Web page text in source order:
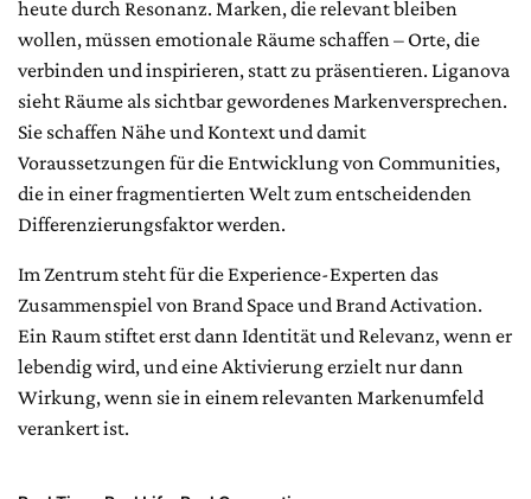
heute durch Resonanz. Marken, die relevant bleiben
wollen, müssen emotionale Räume schaffen – Orte, die
verbinden und inspirieren, statt zu präsentieren. Liganova
sieht Räume als sichtbar gewordenes Markenversprechen.
Sie schaffen Nähe und Kontext und damit
Voraussetzungen für die Entwicklung von Communities,
die in einer fragmentierten Welt zum entscheidenden
Differenzierungsfaktor werden.
Im Zentrum steht für die Experience-Experten das
Zusammenspiel von Brand Space und Brand Activation.
Ein Raum stiftet erst dann Identität und Relevanz, wenn er
lebendig wird, und eine Aktivierung erzielt nur dann
Wirkung, wenn sie in einem relevanten Markenumfeld
verankert ist.